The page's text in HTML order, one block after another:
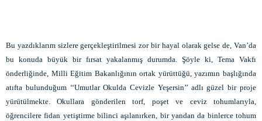
Bu yazdıklarım sizlere gerçekleştirilmesi zor bir hayal olarak gelse de, Van’da
bu konuda büyük bir fırsat yakalanmış durumda. Şöyle ki, Tema Vakfı
önderliğinde, Milli Eğitim Bakanlığının ortak yürüttüğü, yazımın başlığında
atıfta bulunduğum ‘‘Umutlar Okulda Cevizle Yeşersin’’ adlı güzel bir proje
yürütülmekte. Okullara gönderilen torf, poşet ve ceviz tohumlarıyla,
öğrencilere fidan yetiştirme bilinci aşılanırken, bir yandan da binlerce tohum